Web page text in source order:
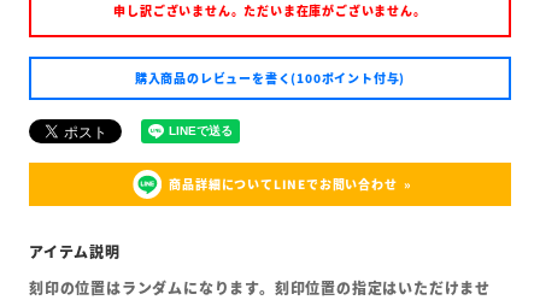
申し訳ございません。ただいま在庫がございません。
購入商品のレビューを書く(100ポイント付与)
商品詳細についてLINEでお問い合わせ
刻印の位置はランダムになります。刻印位置の指定はいただけませ